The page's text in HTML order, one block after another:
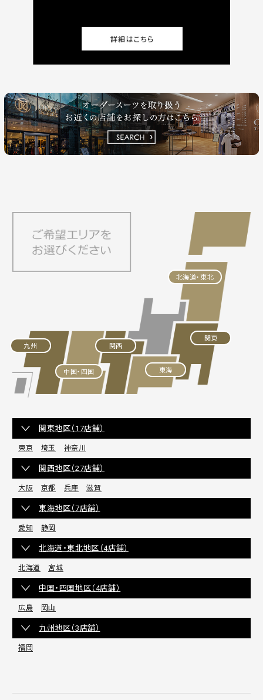
北海道・東北
関東
東海
関西
中国・四国
九州
関東地区（17店舗）
東京 埼玉 神奈川
関西地区（27店舗）
大阪 京都 兵庫 滋賀
東海地区（7店舗）
愛知 静岡
北海道・東北地区（4店舗）
北海道 宮城
中国・四国地区（4店舗）
広島 岡山
九州地区（3店舗）
福岡